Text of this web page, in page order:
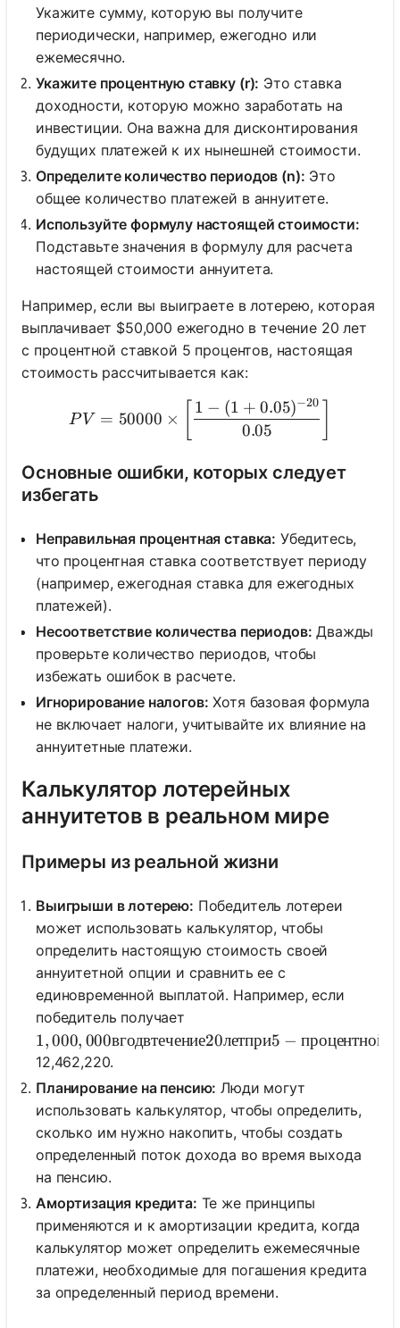
Укажите сумму, которую вы получите
периодически, например, ежегодно или
ежемесячно.
Укажите процентную ставку (r): Это ставка
доходности, которую можно заработать на
инвестиции. Она важна для дисконтирования
будущих платежей к их нынешней стоимости.
Определите количество периодов (n): Это
общее количество платежей в аннуитете.
Используйте формулу настоящей стоимости:
Подставьте значения в формулу для расчета
настоящей стоимости аннуитета.
Например, если вы выиграете в лотерею, которая
выплачивает $50,000 ежегодно в течение 20 лет
с процентной ставкой 5 процентов, настоящая
стоимость рассчитывается как:
PV = 50000 \times \left[
PV = 50000 ×
0.05
1 − (1 + 0.05)−20
Основные ошибки, которых следует
избегать
Неправильная процентная ставка: Убедитесь,
что процентная ставка соответствует периоду
(например, ежегодная ставка для ежегодных
платежей).
Несоответствие количества периодов: Дважды
проверьте количество периодов, чтобы
избежать ошибок в расчете.
Игнорирование налогов: Хотя базовая формула
не включает налоги, учитывайте их влияние на
аннуитетные платежи.
Калькулятор лотерейных
аннуитетов в реальном мире
Примеры из реальной жизни
Выигрыши в лотерею: Победитель лотереи
может использовать калькулятор, чтобы
определить настоящую стоимость своей
аннуитетной опции и сравнить ее с
единовременной выплатой. Например, если
победитель получает
1,000,000 в год в течение 20 лет при 5-
1,000, 000вгодвтечение20летпри5 −
12,462,220.
Планирование на пенсию: Люди могут
использовать калькулятор, чтобы определить,
сколько им нужно накопить, чтобы создать
определенный поток дохода во время выхода
на пенсию.
Амортизация кредита: Те же принципы
применяются и к амортизации кредита, когда
калькулятор может определить ежемесячные
платежи, необходимые для погашения кредита
за определенный период времени.